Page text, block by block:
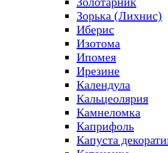
Зорька (Лихнис)
Иберис
Изотома
Ипомея
Ирезине
Календула
Кальцеолярия
Камнеломка
Каприфоль
Капуста